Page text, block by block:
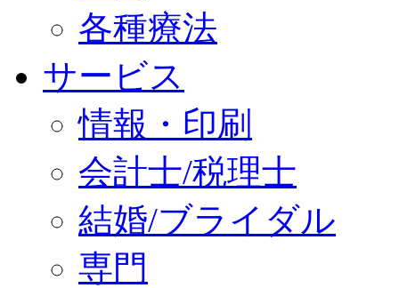
各種療法
サービス
情報・印刷
会計士/税理士
結婚/ブライダル
専門